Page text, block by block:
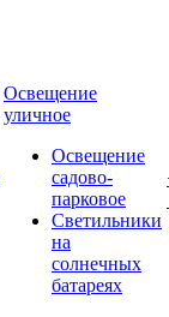
Освещение
уличное
Освещение
садово-
парковое
Светильники
на
солнечных
батареях